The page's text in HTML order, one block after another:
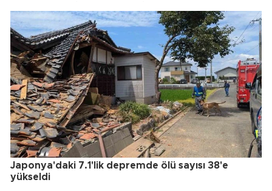
Japonya'daki 7.1'lik depremde ölü sayısı 38'e
yükseldi